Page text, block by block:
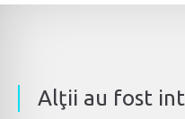
Alţii au fost